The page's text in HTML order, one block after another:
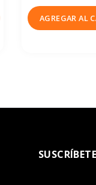
AGREGAR AL